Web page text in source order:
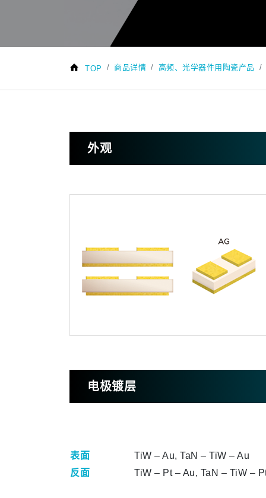
TOP 商品详情 高频、光学器件用陶瓷产品
外观
电极镀层
表面
TiW – Au, TaN – TiW – Au
反面
TiW – Pt – Au, TaN – TiW –